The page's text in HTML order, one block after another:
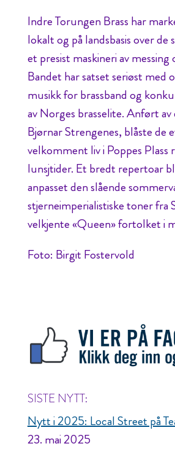
Indre Torungen Brass har
lokalt og på landsbasis over de
et presist maskineri av messing
Bandet har satset seriøst med
musikk for brassband og
av Norges brasselite. Anført av
Bjørnar Strengenes, blåste de
velkomment liv i Poppes Plass
lunsjtider. Et bredt repertoar
anpasset den slående
stjerneimperialistiske toner fra
velkjente «Queen» fortolket i
Foto: Birgit Fostervold
SISTE NYTT:
Nytt i 2025: Local Street på
23. mai 2025